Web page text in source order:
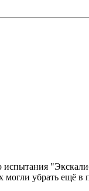
испытания
убрать ещё в